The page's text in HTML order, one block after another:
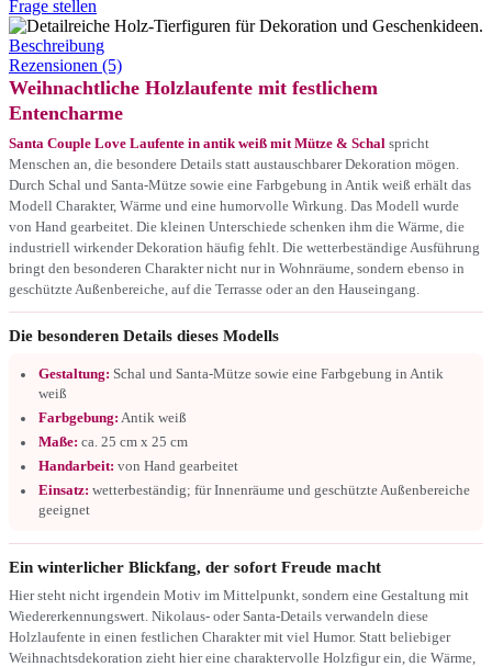
Frage stellen
Beschreibung
Rezensionen (5)
Weihnachtliche Holzlaufente mit festlichem
Entencharme
Santa Couple Love Laufente in antik weiß mit Mütze & Schal spricht
Menschen an, die besondere Details statt austauschbarer Dekoration mögen.
Durch Schal und Santa-Mütze sowie eine Farbgebung in Antik weiß erhält das
Modell Charakter, Wärme und eine humorvolle Wirkung. Das Modell wurde
von Hand gearbeitet. Die kleinen Unterschiede schenken ihm die Wärme, die
industriell wirkender Dekoration häufig fehlt. Die wetterbeständige Ausführung
bringt den besonderen Charakter nicht nur in Wohnräume, sondern ebenso in
geschützte Außenbereiche, auf die Terrasse oder an den Hauseingang.
Die besonderen Details dieses Modells
Gestaltung: Schal und Santa-Mütze sowie eine Farbgebung in Antik
weiß
Farbgebung: Antik weiß
Maße: ca. 25 cm x 25 cm
Handarbeit: von Hand gearbeitet
Einsatz: wetterbeständig; für Innenräume und geschützte Außenbereiche
geeignet
Ein winterlicher Blickfang, der sofort Freude macht
Hier steht nicht irgendein Motiv im Mittelpunkt, sondern eine Gestaltung mit
Wiedererkennungswert. Nikolaus- oder Santa-Details verwandeln diese
Holzlaufente in einen festlichen Charakter mit viel Humor. Statt beliebiger
Weihnachtsdekoration zieht hier eine charaktervolle Holzfigur ein, die Wärme,